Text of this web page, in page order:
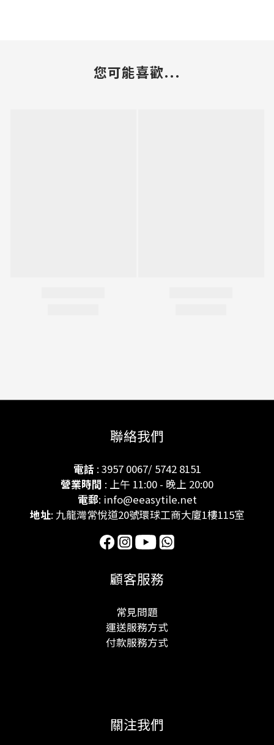
您可能喜歡...
聯絡我們
電話: 3957 0067/ 5742 8151
營業時間 : 上午 11:00 - 晚上 20:00
電郵: info@eeasytile.net
地址: 九龍灣常悅道20號環球工商大廈1樓115室
顧客服務
常見問題
運送服務方式
付款服務方式
關注我們